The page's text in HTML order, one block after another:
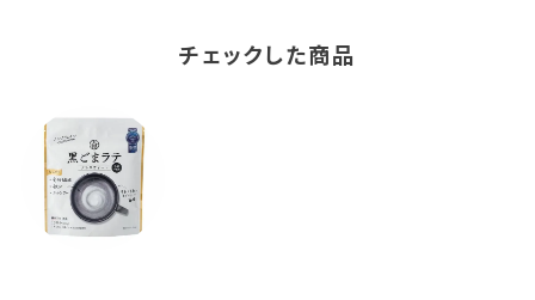
チェックした商品